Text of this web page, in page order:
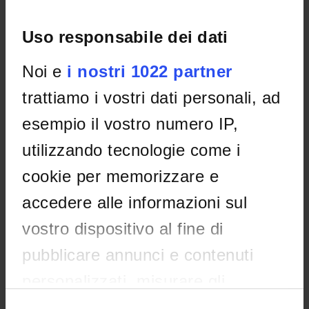
Uso responsabile dei dati
Noi e i nostri 1022 partner
trattiamo i vostri dati personali, ad
esempio il vostro numero IP,
utilizzando tecnologie come i
cookie per memorizzare e
accedere alle informazioni sul
vostro dispositivo al fine di
pubblicare annunci e contenuti
No recent seminar found relating to teaching General
Surgery.
STUDYING
COURSES
TRAINING
People
Places